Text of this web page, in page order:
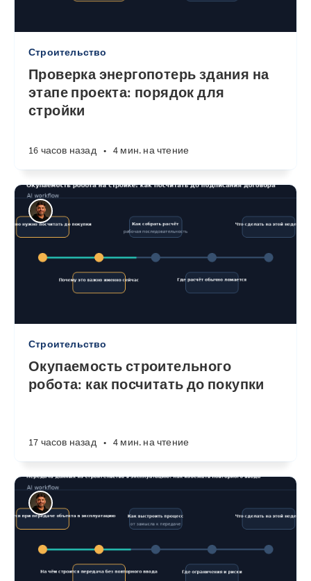
Строительство
Проверка энергопотерь здания на
этапе проекта: порядок для
стройки
16 часов назад • 4 мин. на чтение
Строительство
Окупаемость строительного
робота: как посчитать до покупки
17 часов назад • 4 мин. на чтение